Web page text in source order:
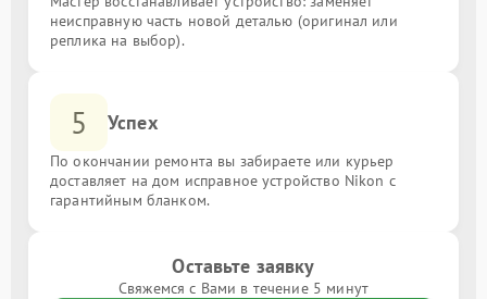
неисправную часть новой деталью (оригинал или
реплика на выбор).
5 Успех
По окончании ремонта вы забираете или курьер
доставляет на дом исправное устройство Nikon с
гарантийным бланком.
Оставьте заявку
Свяжемся с Вами в течение 5 минут